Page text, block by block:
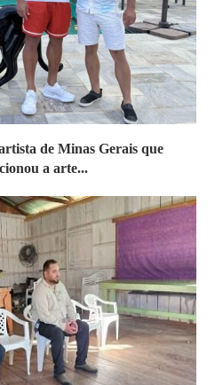
de Minas Gerais que
a arte...